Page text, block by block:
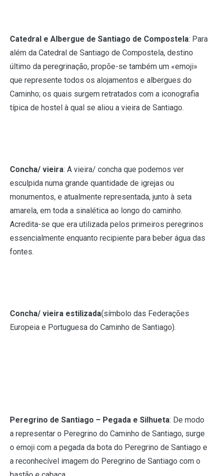
Catedral e Albergue de Santiago de Compostela: Para
além da Catedral de Santiago de Compostela, destino
último da peregrinação, propõe-se também um «emoji»
que represente todos os alojamentos e albergues do
Caminho; os quais surgem retratados com a iconografia
típica de hostel à qual se aliou a vieira de Santiago.
Concha/ vieira: A vieira/ concha que podemos ver
esculpida numa grande quantidade de igrejas ou
monumentos, e atualmente representada, junto à seta
amarela, em toda a sinalética ao longo do caminho.
Acredita-se que era utilizada pelos primeiros peregrinos
essencialmente enquanto recipiente para beber água das
fontes.
Concha/ vieira estilizada(símbolo das Federações
Europeia e Portuguesa do Caminho de Santiago).
Peregrino de Santiago – Pegada e Silhueta: De modo
a representar o Peregrino do Caminho de Santiago, surge
o emoji com a pegada da bota do Peregrino de Santiago e
a reconhecível imagem do Peregrino de Santiago com o